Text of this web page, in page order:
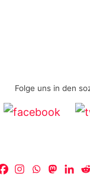
Folge uns in den